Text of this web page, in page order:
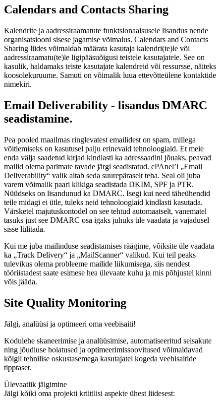
Calendars and Contacts Sharing
Kalendrite ja aadressiraamatute funktsionaalsusele lisandus nende
organisatsiooni sisese jagamise võimalus. Calendars and Contacts
Sharing liides võimaldab määrata kasutaja kalendri(te)le või
aadressiraamatu(te)le ligipääsuõigusi teistele kasutajatele. See on
kasulik, haldamaks teiste kasutajate kalendreid või ressursse, näiteks
koosolekuruume. Samuti on võimalik luua ettevõtteülene kontaktide
nimekiri.
Email Deliverability - lisandus DMARC
seadistamine.
Pea pooled maailmas ringlevatest emailidest on spam, millega
võitlemiseks on kasutusel palju erinevaid tehnoloogiaid. Et meie
enda välja saadetud kirjad kindlasti ka adressaadini jõuaks, peavad
mailid olema parimate tavade järgi seadistatud. cPAnel’i „Email
Deliverability“ valik aitab seda suurepäraselt teha. Seal oli juba
varem võimalik paari klikiga seadistada DKIM, SPF ja PTR.
Nüüdseks on lisandunud ka DMARC. Isegi kui need täheühendid
teile midagi ei ütle, tuleks neid tehnoloogiaid kindlasti kasutada.
Värsketel majutuskontodel on see tehtud automaatselt, vanematel
tasuks just see DMARC osa igaks juhuks üle vaadata ja vajadusel
sisse lülitada.
Kui me juba mailinduse seadistamises räägime, võiksite üle vaadata
ka „Track Delivery“ ja „MailScanner“ valikud. Kui teil peaks
tulevikus olema probleeme mailide liikumisega, siis nendest
tööriistadest saate esimese hea ülevaate kuhu ja mis põhjustel kinni
võis jääda.
Site Quality Monitoring
Jälgi, analüüsi ja optimeeri oma veebisaiti!
Kodulehe skaneerimise ja analüüsimise, automatiseeritud seisakute
ning jõudluse hoiatused ja optimeerimissoovitused võimaldavad
kõigil tehnilise oskustasemega kasutajatel kogeda veebisaitide
tipptaset.
Ülevaatlik jälgimine
Jälgi kõiki oma projekti kriitilisi aspekte ühest liidesest: